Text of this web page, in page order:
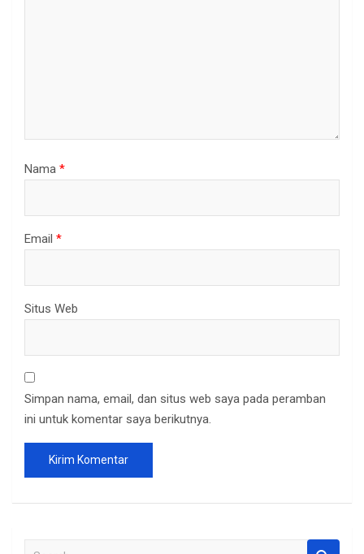
Nama *
Email *
Situs Web
Simpan nama, email, dan situs web saya pada peramban
ini untuk komentar saya berikutnya.